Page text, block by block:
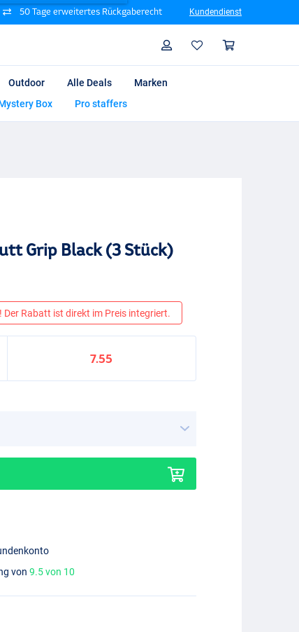
50 Tage erweitertes Rückgaberecht Kundendienst
Profil
Outdoor Alle Deals
Marken
Box Pro staffers
Grip Black (3 Stück)
Der Rabatt ist direkt im Preis integriert.
7.55
von9.5 von 10